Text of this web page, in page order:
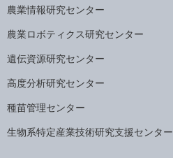
農業情報研究センター
農業ロボティクス研究センター
遺伝資源研究センター
高度分析研究センター
種苗管理センター
生物系特定産業技術研究支援センター